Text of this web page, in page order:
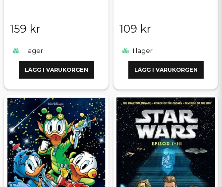
159 kr
I lager
LÄGG I VARUKORGEN
109 kr
I lager
LÄGG I VARUKORGEN